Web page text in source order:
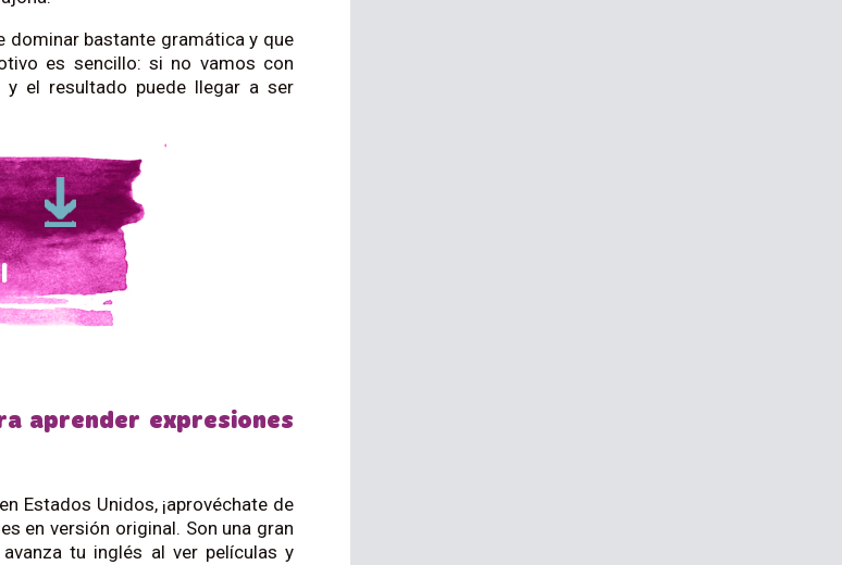
dominar bastante gramática y que
es sencillo: si no vamos con
y el resultado puede llegar a ser
aprender expresiones
Estados Unidos, ¡aprovéchate de
en versión original. Son una gran
tu inglés al ver películas y